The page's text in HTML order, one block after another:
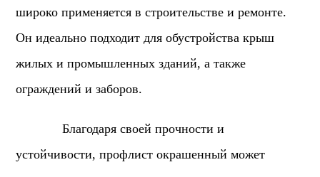
широко применяется в строительстве и ремонте.
Он идеально подходит для обустройства крыш
жилых и промышленных зданий, а также
ограждений и заборов.
Благодаря своей прочности и
устойчивости, профлист окрашенный может